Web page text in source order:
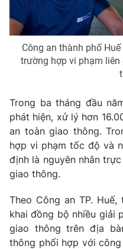
Hậu trường
Nhân vật
Khán giả
Điện ảnh
Âm nhạc
Sao
Đời sống
Du lịch
Chất lượng cuộc sống
Giáo dục
Học trực tuyến
Công nghệ
Hitech Công nghệ tương
Sản phẩm
Thị trường
Giao lưu trực tuyến
Lịch phát sóng
Chuyên mục khác
Emagazine
Công an thành phố
trường hợp vi phạm
Trong ba tháng đầu
phát hiện, xử lý hơn
an toàn giao thông.
hợp vi phạm tốc độ và
định là nguyên nhân
giao thông.
Theo Công an TP.
khai đồng bộ nhiều giải
giao thông trên địa
thông phối hợp với